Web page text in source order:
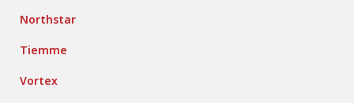
Northstar
Tiemme
Vortex